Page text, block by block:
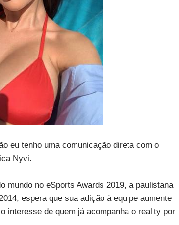
eu tenho uma comunicação direta com o
Nyvi.
mundo no eSports Awards 2019, a paulistana
espera que sua adição à equipe aumente
interesse de quem já acompanha o reality por